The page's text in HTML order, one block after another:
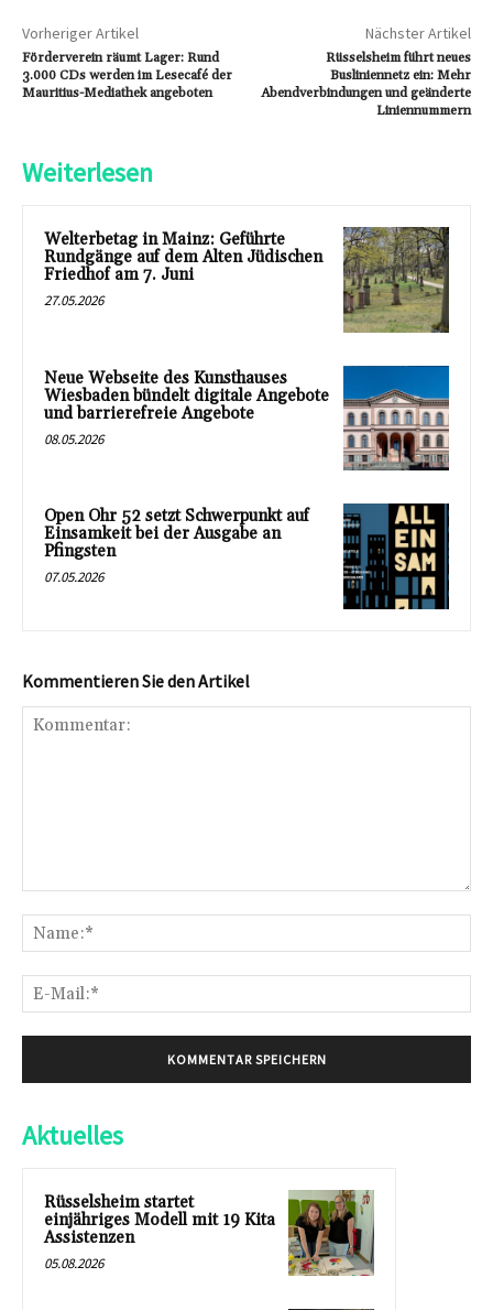
Vorheriger Artikel
Förderverein räumt Lager: Rund
3.000 CDs werden im Lesecafé der
Mauritius-Mediathek angeboten
Nächster Artikel
Rüsselsheim führt neues
Busliniennetz ein: Mehr
Abendverbindungen und geänderte
Liniennummern
Weiterlesen
Welterbetag in Mainz: Geführte
Rundgänge auf dem Alten Jüdischen
Friedhof am 7. Juni
27.05.2026
Neue Webseite des Kunsthauses
Wiesbaden bündelt digitale Angebote
und barrierefreie Angebote
08.05.2026
Open Ohr 52 setzt Schwerpunkt auf
Einsamkeit bei der Ausgabe an
Pfingsten
07.05.2026
Kommentieren Sie den Artikel
Aktuelles
Rüsselsheim startet
einjähriges Modell mit 19 Kita
Assistenzen
05.08.2026